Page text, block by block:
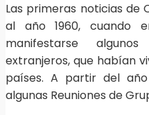
Las primeras noticias de
al año 1960, cuando
manifestarse
extranjeros, que habían
países. A partir del
algunas Reuniones de